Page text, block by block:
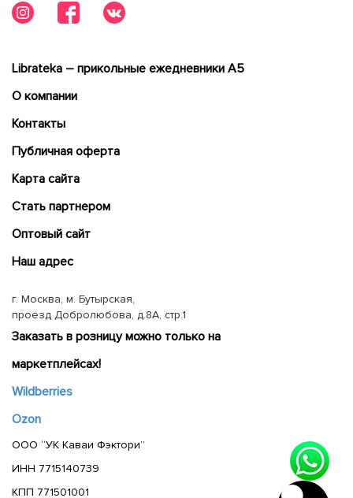
Librateka – прикольные ежедневники А5
О компании
Контакты
Публичная оферта
Карта сайта
Cтать партнером
Оптовый сайт
Наш адрес
г. Москва, м. Бутырская,
проезд Добролюбова, д.8А, стр.1
Заказать в розницу можно только на
маркетплейсах!
Wildberries
Ozon
ООО “УК Каваи Фэктори”
ИНН 7715140739
КПП 771501001